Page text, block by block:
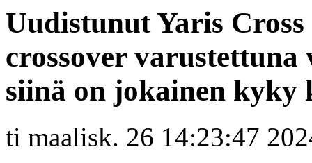
Uudistunut Yaris
crossover
siinä on jokainen kyky
ti maalisk. 26 14:23:47